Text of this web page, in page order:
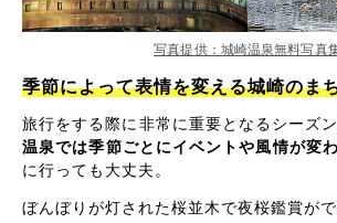
写真提供：城崎温泉無料写真
季節によって表情を変える城崎のま
旅行をする際に非常に重要となるシーズン
温泉では季節ごとにイベントや風情が変
に行っても大丈夫。
ぼんぼりが灯された桜並木で夜桜鑑賞が